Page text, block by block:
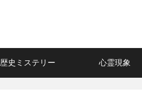
歴史ミステリー 心霊現象